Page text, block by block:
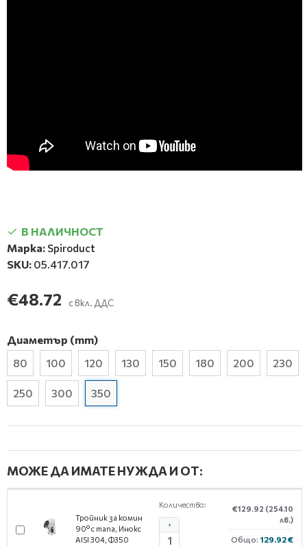
В НАЛИЧНОСТ
Марка: Spiroduct
SKU: 05.417.017
€48.72 с вкл. ДДС
Диаметър (mm)
80
100 120 130 150 180 200 230
250 300 350
МОЖЕ ДА ИМАТЕ НУЖДА И ОТ:
Тройник за комин
90° с тапа, Инокс
AISI 304, Ф350
Количество:
+
€129.92 (254.10
лв.)
Общо: 129.92 €